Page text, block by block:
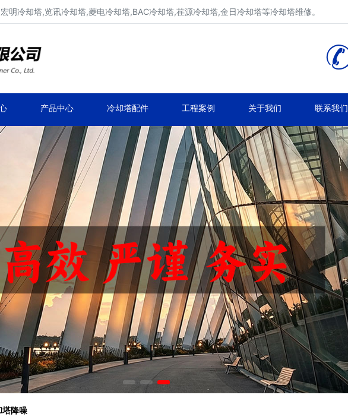
明冷却塔,览讯冷却塔,菱电冷却塔,BAC冷却塔,荏源冷却塔,金日冷却塔等冷却塔维修。
产品中心 冷却塔配件 工程案例 关于我们 联系我们
塔降噪